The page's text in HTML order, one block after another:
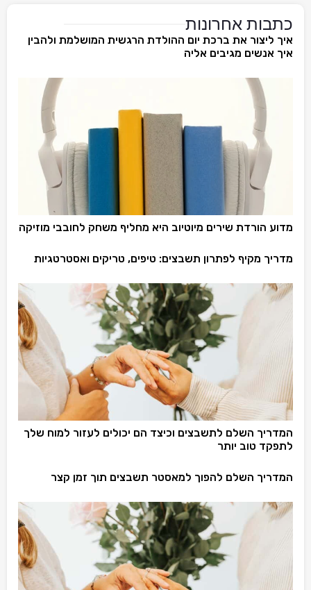
כתבות אחרונות
איך ליצור את ברכת יום ההולדת הרגשית המושלמת ולהבין
איך אנשים מגיבים אליה
מדוע הורדת שירים מיוטיוב היא מחליף משחק לחובבי מוזיקה
מדריך מקיף לפתרון תשבצים: טיפים, טריקים ואסטרטגיות
המדריך השלם לתשבצים וכיצד הם יכולים לעזור למוח שלך
לתפקד טוב יותר
המדריך השלם להפוך למאסטר תשבצים תוך זמן קצר